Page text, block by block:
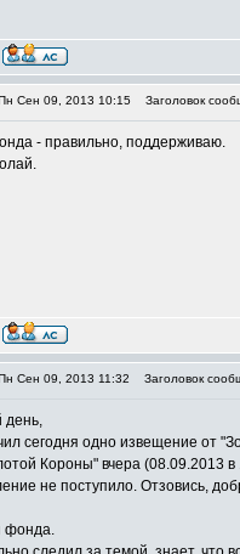
Сен 09, 2013 10:15 Заголовок
- правильно, поддерживаю.
Сен 09, 2013 11:32 Заголовок
день,
сегодня одно извещение от
Короны" вчера (08.09.2013
не поступило. Отзовись,
фонда.